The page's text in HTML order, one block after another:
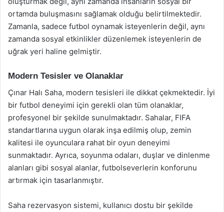
ortamda buluşmasını sağlamak olduğu belirtilmektedir.
Zamanla, sadece futbol oynamak isteyenlerin değil, aynı
zamanda sosyal etkinlikler düzenlemek isteyenlerin de
uğrak yeri haline gelmiştir.
Modern Tesisler ve Olanaklar
Çınar Halı Saha, modern tesisleri ile dikkat çekmektedir. İyi
bir futbol deneyimi için gerekli olan tüm olanaklar,
profesyonel bir şekilde sunulmaktadır. Sahalar, FIFA
standartlarına uygun olarak inşa edilmiş olup, zemin
kalitesi ile oyunculara rahat bir oyun deneyimi
sunmaktadır. Ayrıca, soyunma odaları, duşlar ve dinlenme
alanları gibi sosyal alanlar, futbolseverlerin konforunu
artırmak için tasarlanmıştır.
Saha rezervasyon sistemi, kullanıcı dostu bir şekilde